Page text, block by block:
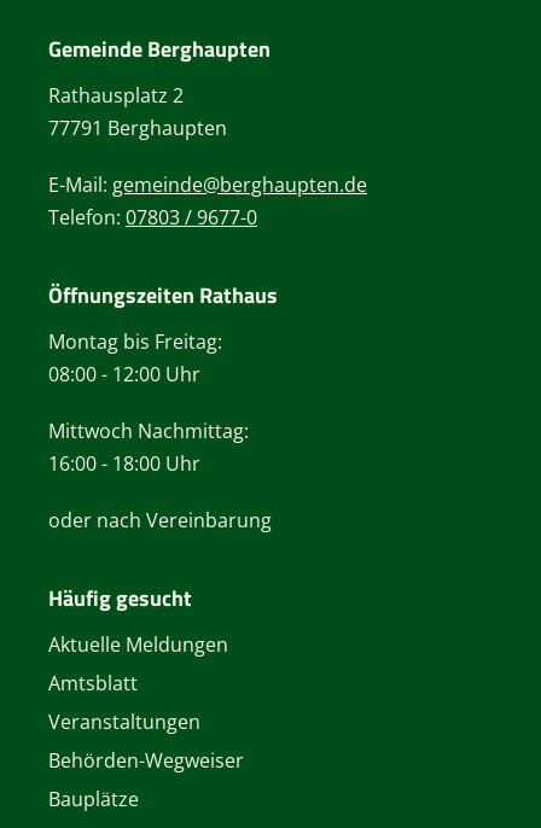
Gemeinde Berghaupten
Rathausplatz 2
77791 Berghaupten
E-Mail: gemeinde@berghaupten.de
Telefon: 07803 / 9677-0
Öffnungszeiten Rathaus
Montag bis Freitag:
08:00 - 12:00 Uhr
Mittwoch Nachmittag:
16:00 - 18:00 Uhr
oder nach Vereinbarung
Häufig gesucht
Aktuelle Meldungen
Amtsblatt
Veranstaltungen
Behörden-Wegweiser
Bauplätze